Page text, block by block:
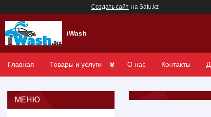
Создать сайт на Satu.kz
iWash
Главная Товары и услуги О нас Контакты